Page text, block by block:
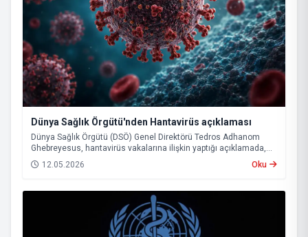
Dünya Sağlık Örgütü'nden Hantavirüs açıklaması
Dünya Sağlık Örgütü (DSÖ) Genel Direktörü Tedros Adhanom
Ghebreyesus, hantavirüs vakalarına ilişkin yaptığı açıklamada,
mevcut tablonun küresel çapta büyük bir salgının başlangıcına
işaret etmediğini belirtti. Ghebreyesus, buna rağmen virüsün
vakaların görülebileceği uyarısında bulundu.
12.05.2026 Oku